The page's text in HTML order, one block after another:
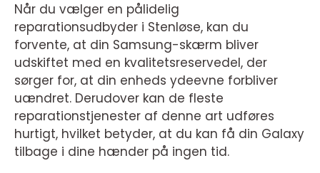
Når du vælger en pålidelig
reparationsudbyder i Stenløse, kan du
forvente, at din Samsung-skærm bliver
udskiftet med en kvalitetsreservedel, der
sørger for, at din enheds ydeevne forbliver
uændret. Derudover kan de fleste
reparationstjenester af denne art udføres
hurtigt, hvilket betyder, at du kan få din Galaxy
tilbage i dine hænder på ingen tid.